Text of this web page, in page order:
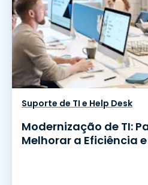
Suporte de TI e Help Desk
Modernização de TI:
Melhorar a Eficiência